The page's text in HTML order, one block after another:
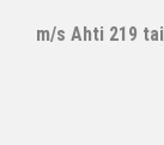
m/s Ahti 219